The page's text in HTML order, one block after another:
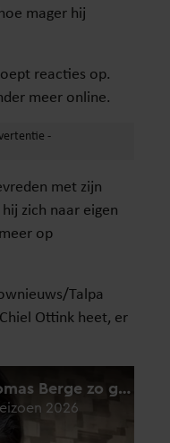
mager hij
reacties op.
meer online.
met zijn
zich naar eigen
op
Talpa
Ottink heet, er